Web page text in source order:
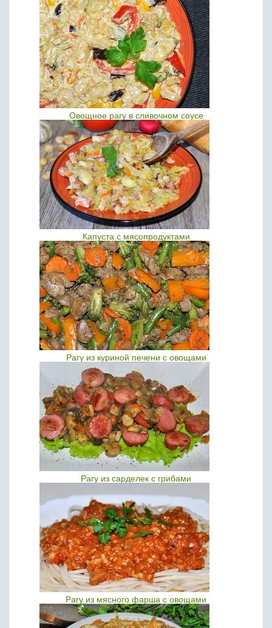
Овощное рагу в сливочном соусе
Капуста с мясопродуктами
Рагу из куриной печени с овощами
Рагу из сарделек с грибами
Рагу из мясного фарша с овощами